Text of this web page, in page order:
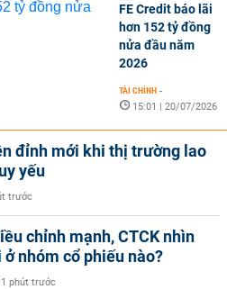
FE Credit báo lãi
hơn 152 tỷ đồng
nửa đầu năm
2026
TÀI CHÍNH -
15:01 | 20/07/2026
đỉnh mới khi thị trường lao
yếu
trước
chỉnh mạnh, CTCK nhìn
ở nhóm cổ phiếu nào?
1 phút trước